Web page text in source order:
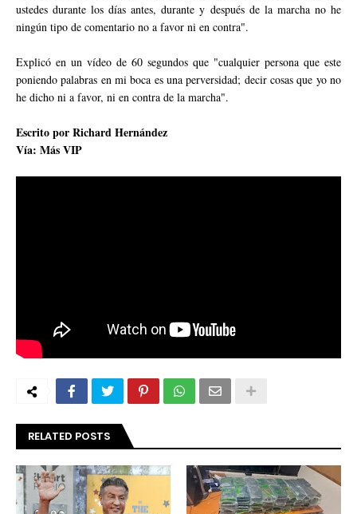
ustedes durante los días antes, durante y después de la marcha no he
ningún tipo de comentario no a favor ni en contra".
Explicó en un vídeo de 60 segundos que "cualquier persona que este
poniendo palabras en mi boca es una perversidad; decir cosas que yo no
he dicho ni a favor, ni en contra de la marcha".
Escrito por Richard Hernández
Vía: Más VIP
RELATED POSTS